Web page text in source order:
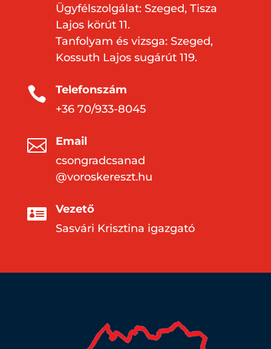
Ügyfélszolgálat: Szeged, Tisza
Lajos körút 11.
Tanfolyam és vizsga: Szeged,
Kossuth Lajos sugárút 119.

Telefonszám
+36 70/933-8045

Email
csongradcsanad
@voroskereszt.hu

Vezető
Sasvári Krisztina igazgató